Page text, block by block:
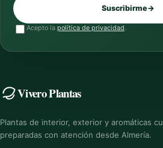
Suscribirme→
Acepto la política de privacidad.
Vivero Plantas
Plantas de interior, exterior y aromáticas
preparadas con atención desde Almería.